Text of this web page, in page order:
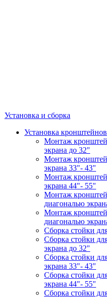
Установка и сборка
Установка
Монтаж
экрана до 32"
Монтаж
экрана 33"- 43"
Монтаж
экрана 44"- 55"
Монтаж
диагональю
Монтаж
диагональю
Сборка стойки
Сборка стойки
экрана до 32"
Сборка стойки
экрана 33"- 43"
Сборка стойки
экрана 44"- 55"
Сборка стойки